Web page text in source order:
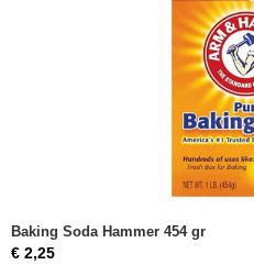
Baking Soda Hammer 454 gr
€ 2,25